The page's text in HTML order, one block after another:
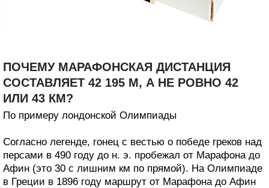
ПОЧЕМУ МАРАФОНСКАЯ ДИСТАНЦИЯ
СОСТАВЛЯЕТ 42 195 М, А НЕ РОВНО 42
ИЛИ 43 КМ?
По примеру лондонской Олимпиады
Согласно легенде, гонец с вестью о победе греков над
персами в 490 году до н. э. пробежал от Марафона до
Афин (это 30 с лишним км по прямой). На Олимпиаде
в Греции в 1896 году маршрут от Марафона до Афин